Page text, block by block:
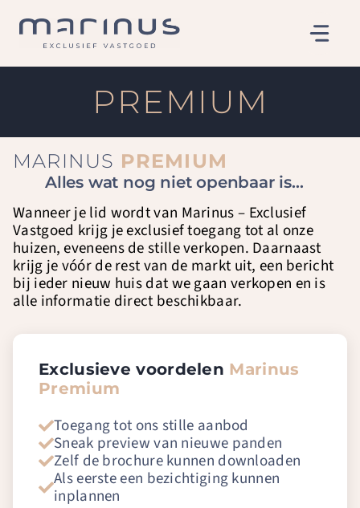
naar
PREMIUM
MARINUS PREMIUM
Alles wat nog niet openbaar is…
Wanneer je lid wordt van Marinus – Exclusief
Vastgoed krijg je exclusief toegang tot al onze
huizen, eveneens de stille verkopen. Daarnaast
krijg je vóór de rest van de markt uit, een bericht
bij ieder nieuw huis dat we gaan verkopen en is
alle informatie direct beschikbaar.
Exclusieve voordelen Marinus
Premium
Toegang tot ons stille aanbod
Sneak preview van nieuwe panden
Zelf de brochure kunnen downloaden
Als eerste een bezichtiging kunnen
inplannen